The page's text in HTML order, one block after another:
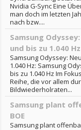
Nvidia G-Sync Eine
man doch im letzten
nach bzw....
Samsung
und bis zu 1.040 Hz
Samsung Odyssey:
1.040 Hz: Samsung
bis zu 1.040 Hz Im
Reihe, die vor allem
Bildwiederholraten...
Samsung plant
BOE
Samsung plant